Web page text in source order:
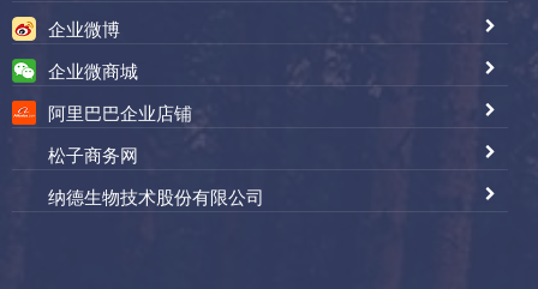
企业微博
企业微商城
阿里巴巴企业店铺
松子商务网
纳德生物技术股份有限公司